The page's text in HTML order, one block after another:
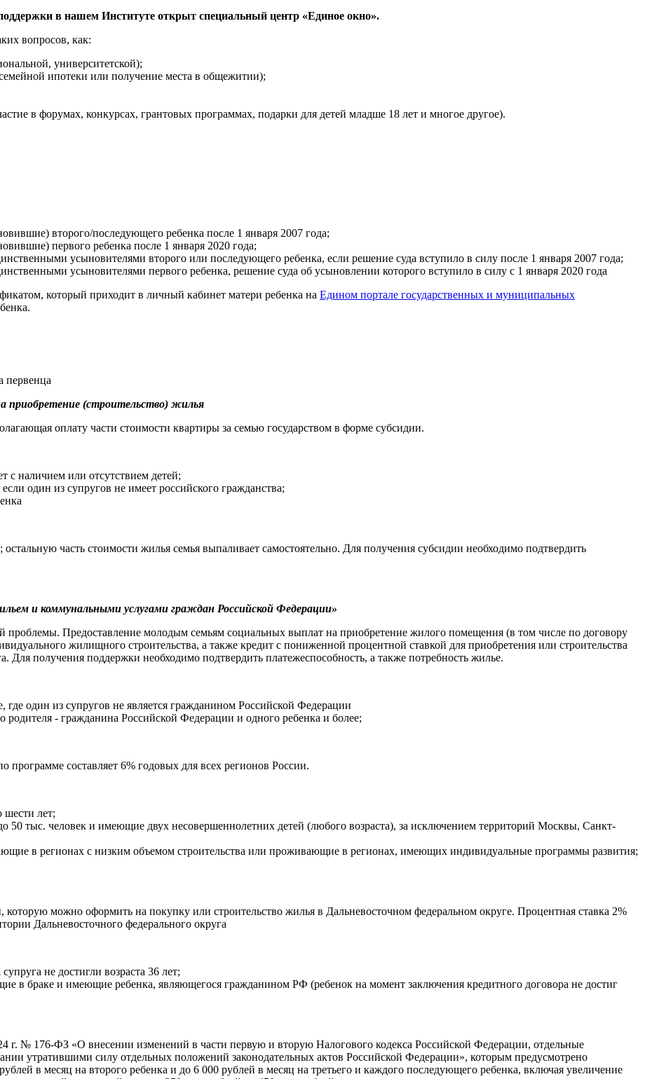
в нашем Институте открыт специальный центр «Единое окно».
вопросов, как:
университетской);
ипотеки или получение места в общежитии);
в форумах, конкурсах, грантовых программах, подарки для детей младше 18 лет и многое другое).
второго/последующего ребенка после 1 января 2007 года;
первого ребенка после 1 января 2020 года;
усыновителями второго или последующего ребенка, если решение суда вступило в силу после 1 января 2007 года;
усыновителями первого ребенка, решение суда об усыновлении которого вступило в силу с 1 января 2020 года
который приходит в личный кабинет матери ребенка на Едином портале государственных и муниципальных
первенца
приобретение (строительство) жилья
оплату части стоимости квартиры за семью государством в форме субсидии.
с наличием или отсутствием детей;
один из супругов не имеет российского гражданства;
часть стоимости жилья семья выпаливает самостоятельно. Для получения субсидии необходимо подтвердить
и коммунальными услугами граждан Российской Федерации»
Предоставление молодым семьям социальных выплат на приобретение жилого помещения (в том числе по договору
жилищного строительства, а также кредит с пониженной процентной ставкой для приобретения или строительства
Для получения поддержки необходимо подтвердить платежеспособность, а также потребность жилье.
один из супругов не является гражданином Российской Федерации
родителя - гражданина Российской Федерации и одного ребенка и более;
составляет 6% годовых для всех регионов России.
шести лет;
тыс. человек и имеющие двух несовершеннолетних детей (любого возраста), за исключением территорий Москвы, Санкт-
в регионах с низким объемом строительства или проживающие в регионах, имеющих индивидуальные программы развития;
можно оформить на покупку или строительство жилья в Дальневосточном федеральном округе. Процентная ставка 2%
Дальневосточного федерального округа
не достигли возраста 36 лет;
в браке и имеющие ребенка, являющегося гражданином РФ (ребенок на момент заключения кредитного договора не достиг
г. № 176-ФЗ «О внесении изменений в части первую и вторую Налогового кодекса Российской Федерации, отдельные
утратившими силу отдельных положений законодательных актов Российской Федерации», которым предусмотрено
в месяц на второго ребенка и до 6 000 рублей в месяц на третьего и каждого последующего ребенка, включая увеличение